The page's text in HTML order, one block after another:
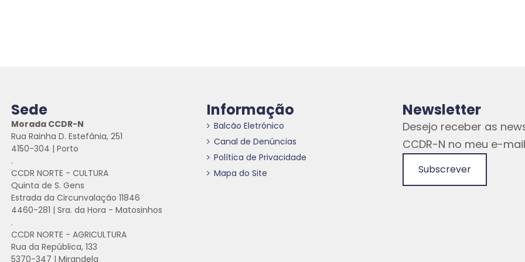
Sede
Morada CCDR-N
Rua Rainha D. Estefânia, 251
4150-304 | Porto
.
CCDR NORTE - CULTURA
Quinta de S. Gens
Estrada da Circunvalação 11846
4460-281 | Sra. da Hora - Matosinhos
.
CCDR NORTE - AGRICULTURA
Rua da República, 133
5370-347 | Mirandela
Informação
Balcão Eletrónico
Canal de Denúncias
Política de Privacidade
Mapa do Site
Newsletter
Desejo receber as
CCDR-N no meu e-
Subscrever